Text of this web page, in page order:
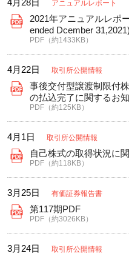
4月28日 アニュアルレポート
2021年アニュアルレポ
ended Dcember 31,2021)
PDF（約1433KB）
4月22日 取引所公開情報
事後交付型譲渡制限付
の払込完了に関するお
PDF（約125KB）
4月1日 取引所公開情報
自己株式の取得状況に
PDF（約118KB）
3月25日 有価証券報告書
第117期PDF
PDF（約3026KB）
3月24日 取引所公開情報